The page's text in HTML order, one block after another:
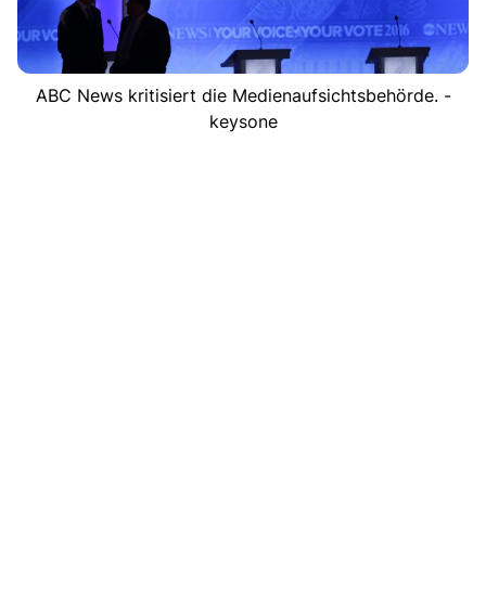
ABC News kritisiert die Medienaufsichtsbehörde. -
keysone